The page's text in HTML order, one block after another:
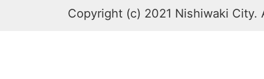
Copyright (c) 2021 Nishiwaki City.